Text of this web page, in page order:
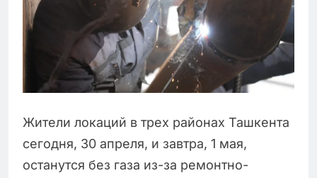
Жители локаций в трех районах Ташкента
сегодня, 30 апреля, и завтра, 1 мая,
останутся без газа из-за ремонтно-